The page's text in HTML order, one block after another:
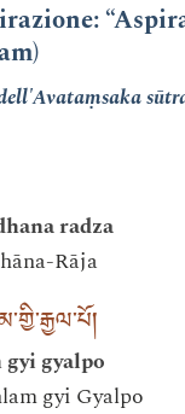
radza
Rāja
gyalpo
gyi Gyalpo